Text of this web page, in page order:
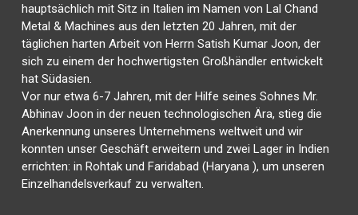
hauptsächlich mit Sitz in Italien im Namen von Lal Chand
Metal & Machines aus den letzten 20 Jahren, mit der
täglichen harten Arbeit von Herrn Satish Kumar Joon, der
sich zu einem der hochwertigsten Großhändler entwickelt
hat Südasien.
Vor nur etwa 6-7 Jahren, mit der Hilfe seines Sohnes Mr.
Abhinav Joon in der neuen technologischen Ära, stieg die
Anerkennung unseres Unternehmens weltweit und wir
konnten unser Geschäft erweitern und zwei Lager in Indien
errichten: in Rohtak und Faridabad (Haryana ), um unseren
Einzelhandelsverkauf zu verwalten.